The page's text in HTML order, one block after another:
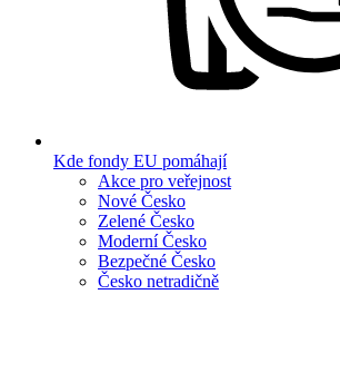
Kde fondy EU pomáhají
Akce pro veřejnost
Nové Česko
Zelené Česko
Moderní Česko
Bezpečné Česko
Česko netradičně